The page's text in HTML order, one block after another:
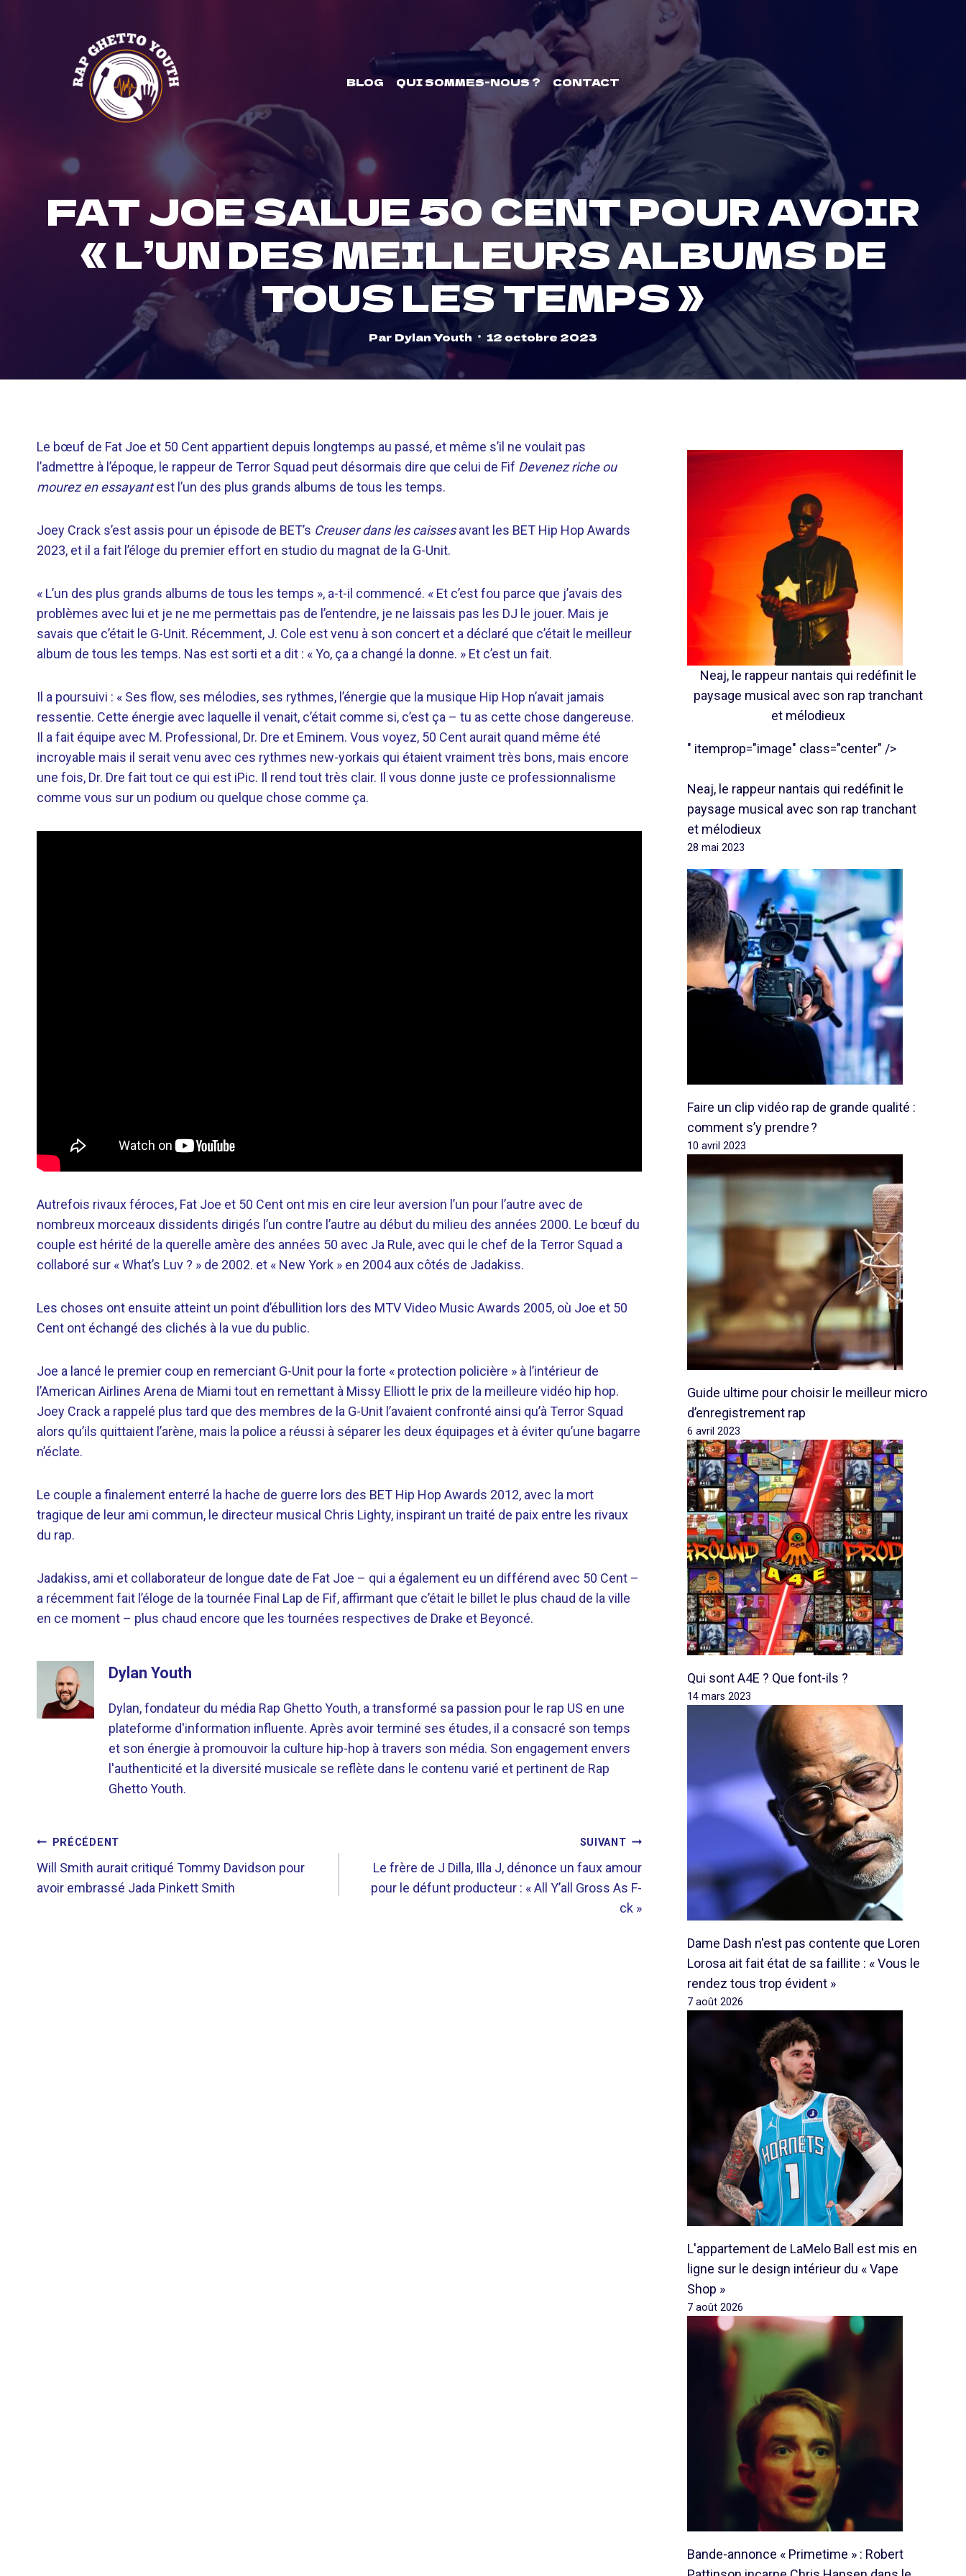
BLOG QUI SOMMES-NOUS ? CONTACT
FAT JOE SALUE 50 CENT POUR AVOIR
« L’UN DES MEILLEURS ALBUMS DE
TOUS LES TEMPS »
Par Dylan Youth 12 octobre 2023
Le bœuf de Fat Joe et 50 Cent appartient depuis longtemps au passé, et même s’il ne voulait pas
l’admettre à l’époque, le rappeur de Terror Squad peut désormais dire que celui de Fif Devenez riche ou
mourez en essayantest l’un des plus grands albums de tous les temps.
Joey Crack s’est assis pour un épisode de BET’s Creuser dans les caissesavant les BET Hip Hop Awards
2023, et il a fait l’éloge du premier effort en studio du magnat de la G-Unit.
« L’un des plus grands albums de tous les temps », a-t-il commencé. « Et c’est fou parce que j’avais des
problèmes avec lui et je ne me permettais pas de l’entendre, je ne laissais pas les DJ le jouer. Mais je
savais que c’était le G-Unit. Récemment, J. Cole est venu à son concert et a déclaré que c’était le meilleur
album de tous les temps. Nas est sorti et a dit : « Yo, ça a changé la donne. » Et c’est un fait.
Il a poursuivi : « Ses flow, ses mélodies, ses rythmes, l’énergie que la musique Hip Hop n’avait jamais
ressentie. Cette énergie avec laquelle il venait, c’était comme si, c’est ça – tu as cette chose dangereuse.
Il a fait équipe avec M. Professional, Dr. Dre et Eminem. Vous voyez, 50 Cent aurait quand même été
incroyable mais il serait venu avec ces rythmes new-yorkais qui étaient vraiment très bons, mais encore
une fois, Dr. Dre fait tout ce qui est iPic. Il rend tout très clair. Il vous donne juste ce professionnalisme
comme vous sur un podium ou quelque chose comme ça.
Autrefois rivaux féroces, Fat Joe et 50 Cent ont mis en cire leur aversion l’un pour l’autre avec de
nombreux morceaux dissidents dirigés l’un contre l’autre au début du milieu des années 2000. Le bœuf du
couple est hérité de la querelle amère des années 50 avec Ja Rule, avec qui le chef de la Terror Squad a
collaboré sur « What’s Luv ? » de 2002. et « New York » en 2004 aux côtés de Jadakiss.
Les choses ont ensuite atteint un point d’ébullition lors des MTV Video Music Awards 2005, où Joe et 50
Cent ont échangé des clichés à la vue du public.
Joe a lancé le premier coup en remerciant G-Unit pour la forte « protection policière » à l’intérieur de
l’American Airlines Arena de Miami tout en remettant à Missy Elliott le prix de la meilleure vidéo hip hop.
Joey Crack a rappelé plus tard que des membres de la G-Unit l’avaient confronté ainsi qu’à Terror Squad
alors qu’ils quittaient l’arène, mais la police a réussi à séparer les deux équipages et à éviter qu’une bagarre
n’éclate.
Le couple a finalement enterré la hache de guerre lors des BET Hip Hop Awards 2012, avec la mort
tragique de leur ami commun, le directeur musical Chris Lighty, inspirant un traité de paix entre les rivaux
du rap.
Jadakiss, ami et collaborateur de longue date de Fat Joe – qui a également eu un différend avec 50 Cent – ​​
a récemment fait l’éloge de la tournée Final Lap de Fif, affirmant que c’était le billet le plus chaud de la ville
en ce moment – ​​plus chaud encore que les tournées respectives de Drake et Beyoncé.
Dylan Youth
Dylan, fondateur du média Rap Ghetto Youth, a transformé sa passion pour le rap US en une
plateforme d'information influente. Après avoir terminé ses études, il a consacré son temps
et son énergie à promouvoir la culture hip-hop à travers son média. Son engagement envers
l'authenticité et la diversité musicale se reflète dans le contenu varié et pertinent de Rap
Ghetto Youth.
NAVIGATION
DE
PRÉCÉDENT
Will Smith aurait critiqué Tommy Davidson pour
avoir embrassé Jada Pinkett Smith
SUIVANT
Le frère de J Dilla, Illa J, dénonce un faux amour
pour le défunt producteur : « All Y’all Gross As F-
ck »
Neaj, le rappeur nantais qui redéfinit le
paysage musical avec son rap tranchant
et mélodieux
" itemprop="image" class="center" />
Neaj, le rappeur nantais qui redéfinit le
paysage musical avec son rap tranchant
et mélodieux
28 mai 2023
Faire un clip vidéo rap de grande qualité :
comment s’y prendre ?
10 avril 2023
Guide ultime pour choisir le meilleur micro
d’enregistrement rap
6 avril 2023
Qui sont A4E ? Que font-ils ?
14 mars 2023
Dame Dash n'est pas contente que Loren
Lorosa ait fait état de sa faillite : « Vous le
rendez tous trop évident »
7 août 2026
L'appartement de LaMelo Ball est mis en
ligne sur le design intérieur du « Vape
Shop »
7 août 2026
Bande-annonce « Primetime » : Robert